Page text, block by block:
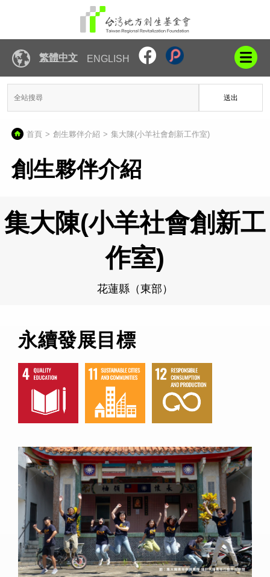
繁體中文 ENGLISH
送出
首頁 創生夥伴介紹 集大陳(小羊社會創新工作室)
創生夥伴介紹
集大陳(小羊社會創新工
作室)
花蓮縣（東部）
永續發展目標